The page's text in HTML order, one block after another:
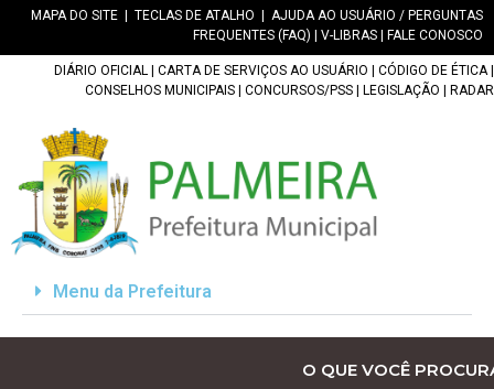
MAPA DO SITE TECLAS DE ATALHO
AJUDA AO USUÁRIO / PERGUNTAS
FREQUENTES (FAQ)
V-LIBRAS FALE CONOSCO
DIÁRIO OFICIAL CARTA DE SERVIÇOS AO USUÁRIO CÓDIGO DE ÉTICA|
CONSELHOS MUNICIPAIS
CONCURSOS/PSS LEGISLAÇÃO RADAR
Menu da Prefeitura
O QUE VOCÊ